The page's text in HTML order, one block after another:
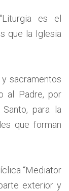
es el
que la Iglesia
sacramentos
al Padre, por
para la
que forman
“Mediator
exterior y